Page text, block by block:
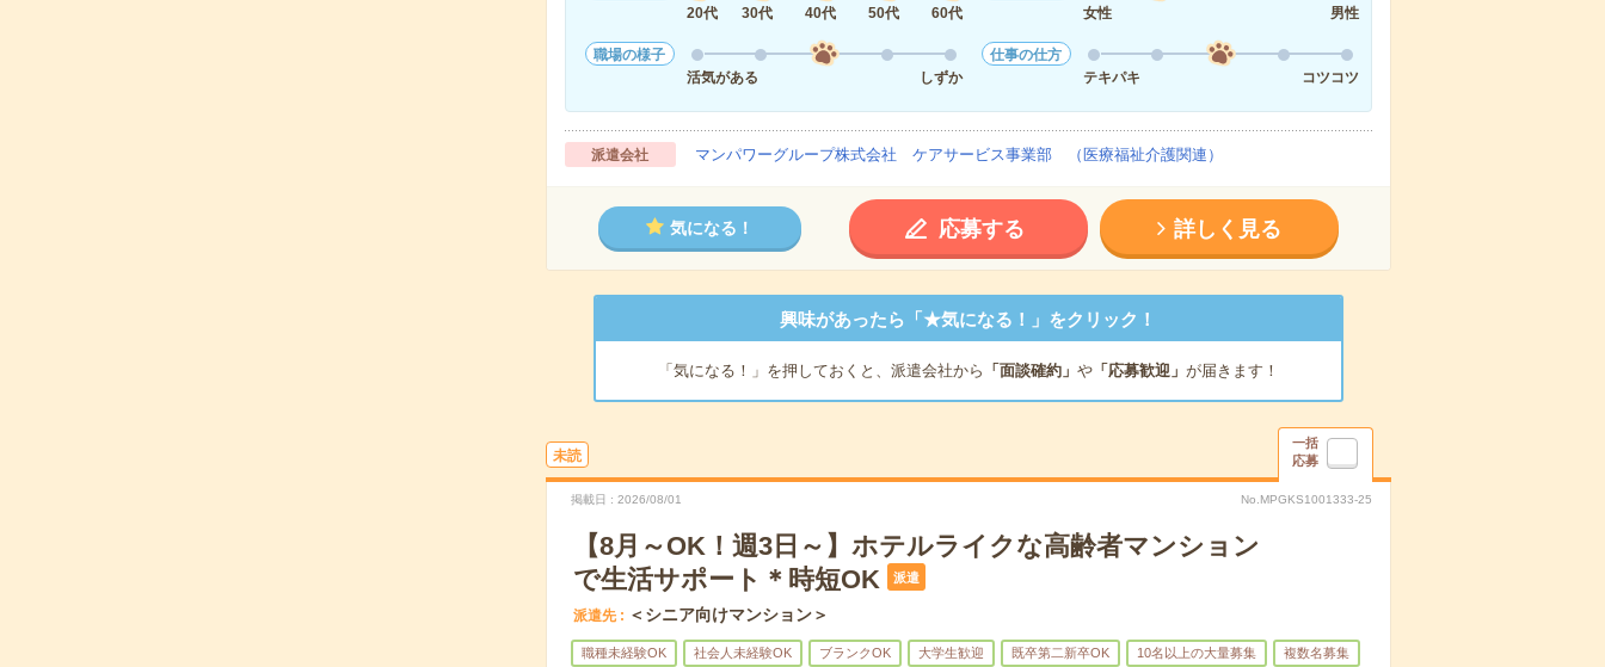
20代
30代 40代 50代 60代
女性
男性
職場の様子
活気がある
しずか
仕事の仕方
テキパキ
コツコツ
派遣会社 マンパワーグループ株式会社 ケアサービス事業部 （医療福祉介護関連）
気になる！ 応募する 詳しく見る
興味があったら「★気になる！」をクリック！
「気になる！」を押しておくと、派遣会社から 「面談確約」 や「応募歓迎」 が届きます！
未読
一括
応募
掲載日 2026/08/01 No.MPGKS1001333-25
【8月～OK！週3日～】ホテルライクな高齢者マンション
で生活サポート＊時短OK
派遣
派遣先 ＜シニア向けマンション＞
職種未経験OK 社会人未経験OK ブランクOK 大学生歓迎 既卒第二新卒OK 10名以上の大量募集 複数名募集